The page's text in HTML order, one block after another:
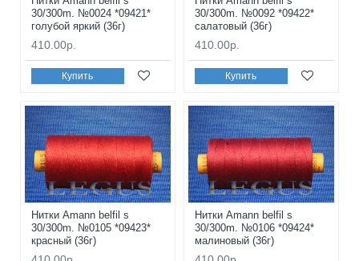
30/300m. №0024 *09421*
голубой яркий (36г)
410.00р.
Купить
30/300m. №0092 *09422*
салатовый (36г)
410.00р.
Купить
Нитки Amann belfil s
30/300m. №0105 *09423*
красный (36г)
Нитки Amann belfil s
30/300m. №0106 *09424*
малиновый (36г)